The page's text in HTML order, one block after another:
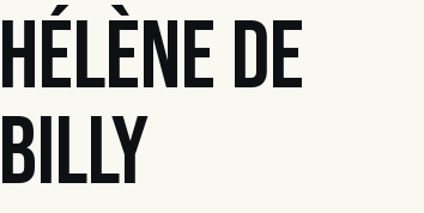
Hélène de
Billy